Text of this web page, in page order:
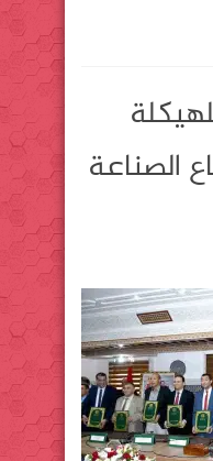
الصناعة